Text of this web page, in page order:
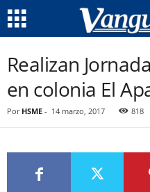
Realizan
en colonia El
Por HSME - 14 marzo, 2017 818